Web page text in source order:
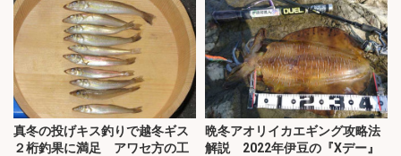
真冬の投げキス釣りで越冬ギス
２桁釣果に満足 アワセ方の工
晩冬アオリイカエギング攻略法
解説 2022年伊豆の『Xデー』